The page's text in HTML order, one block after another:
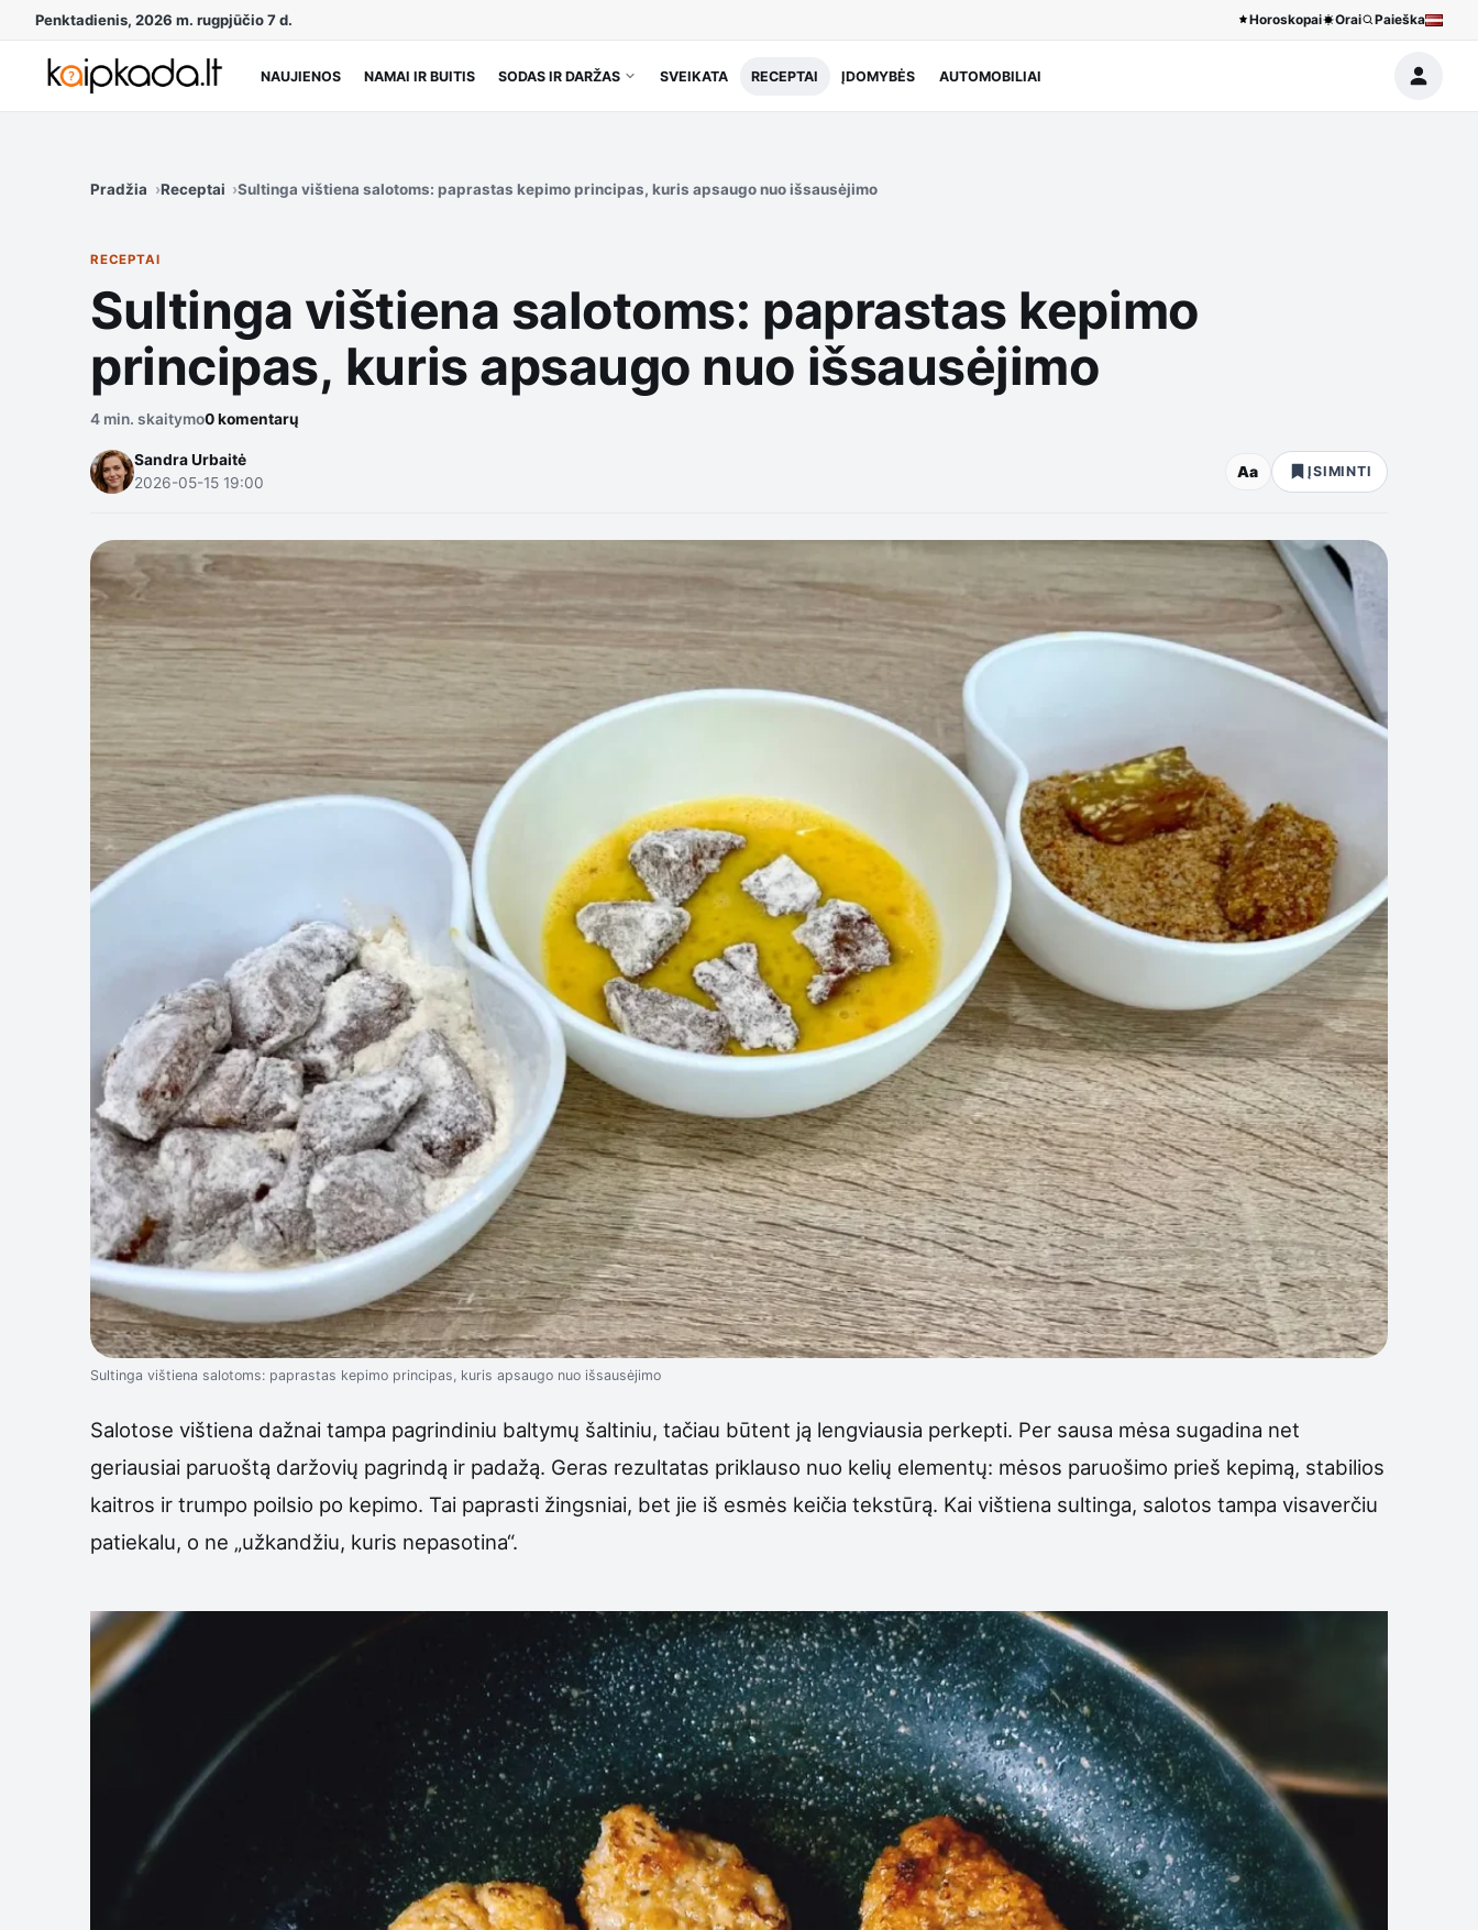
Penktadienis, 2026 m. rugpjūčio 7 d. Horoskopai Orai Paieška
NAUJIENOS NAMAI IR BUITIS SODAS IR DARŽAS SVEIKATA RECEPTAI ĮDOMYBĖS AUTOMOBILIAI
Pradžia Receptai Sultinga vištiena salotoms: paprastas kepimo principas, kuris apsaugo nuo išsausėjimo
RECEPTAI
Sultinga vištiena salotoms: paprastas kepimo
principas, kuris apsaugo nuo išsausėjimo
4 min. skaitymo0 komentarų
Sandra Urbaitė
2026-05-15 19:00
Aa ĮSIMINTI
Sultinga vištiena salotoms: paprastas kepimo principas, kuris apsaugo nuo išsausėjimo
Salotose vištiena dažnai tampa pagrindiniu baltymų šaltiniu, tačiau būtent ją lengviausia perkepti. Per sausa mėsa sugadina net
geriausiai paruoštą daržovių pagrindą ir padažą. Geras rezultatas priklauso nuo kelių elementų: mėsos paruošimo prieš kepimą, stabilios
kaitros ir trumpo poilsio po kepimo. Tai paprasti žingsniai, bet jie iš esmės keičia tekstūrą. Kai vištiena sultinga, salotos tampa visaverčiu
patiekalu, o ne „užkandžiu, kuris nepasotina“.